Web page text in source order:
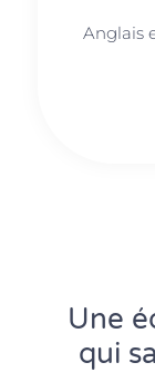
Anglais
Une
qui